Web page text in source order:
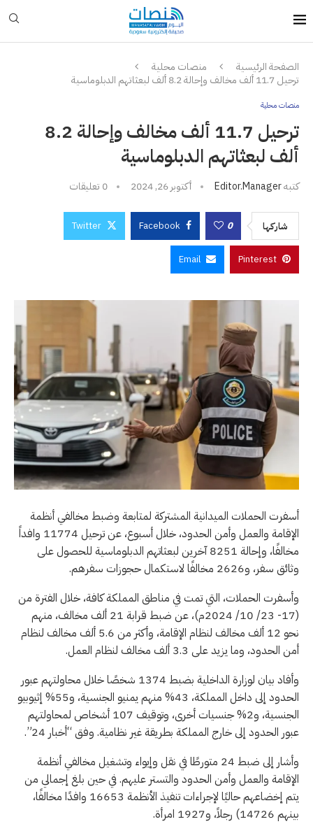
الصفحة الرئيسية
منصات محلية
ترحيل 11.7 ألف مخالف وإحالة 8.2 ألف لبعثاتهم الدبلوماسية
منصات محلية
ترحيل 11.7 ألف مخالف وإحالة 8.2
ألف لبعثاتهم الدبلوماسية
كتبهEditor.manager أكتوبر 26, 2024 0 تعليقات
شاركها 0
Facebook
Twitter
Pinterest
Email
أسفرت الحملات الميدانية المشتركة لمتابعة وضبط مخالفي أنظمة
الإقامة والعمل وأمن الحدود، خلال أسبوع، عن ترحيل 11774 وافداً
مخالفًا، وإحالة 8251 آخرين لبعثاتهم الدبلوماسية للحصول على
وثائق سفر، و2626 مخالفًا لاستكمال حجوزات سفرهم.
وأسفرت الحملات، التي تمت في مناطق المملكة كافة، خلال الفترة من
(17- 23/ 10/ 2024م)، عن ضبط قرابة 21 ألف مخالف، منهم
نحو 12 ألف مخالف لنظام الإقامة، وأكثر من 5.6 ألف مخالف لنظام
أمن الحدود، وما يزيد على 3.3 ألف مخالف لنظام العمل.
وأفاد بيان لوزارة الداخلية بضبط 1374 شخصًا خلال محاولتهم عبور
الحدود إلى داخل المملكة، 43% منهم يمنيو الجنسية، و55% إثيوبيو
الجنسية، و2% جنسيات أخرى، وتوقيف 107 أشخاص لمحاولتهم
عبور الحدود إلى خارج المملكة بطريقة غير نظامية. وفق “أخبار 24”.
وأشار إلى ضبط 24 متورطًا في نقل وإيواء وتشغيل مخالفي أنظمة
الإقامة والعمل وأمن الحدود والتستر عليهم. في حين بلغ إجمالي من
يتم إخضاعهم حاليًا لإجراءات تنفيذ الأنظمة 16653 وافدًا مخالفًا،
بينهم 14726) رجلاً، و1927 امرأة.